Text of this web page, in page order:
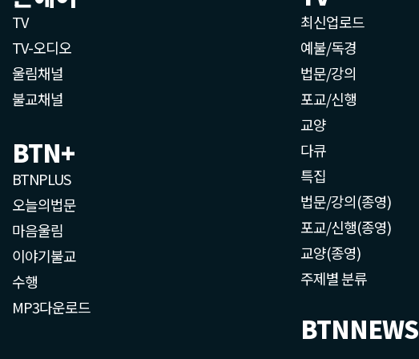
TV
TV-오디오
울림채널
불교채널
BTN+
BTNPLUS
오늘의법문
마음울림
이야기불교
수행
MP3다운로드
최신업로드
예불/독경
법문/강의
포교/신행
교양
다큐
특집
법문/강의(종영)
포교/신행(종영)
교양(종영)
주제별 분류
BTNNEWS